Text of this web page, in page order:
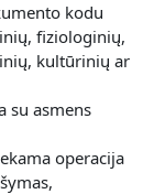
kodu
fiziologinių,
kultūrinių ar
su asmens
operacija